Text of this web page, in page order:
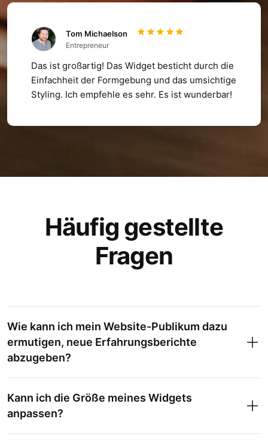
Tom Michaelson
Entrepreneur
Das ist großartig! Das Widget besticht durch die
Einfachheit der Formgebung und das umsichtige
Styling. Ich empfehle es sehr. Es ist wunderbar!
Häufig gestellte
Fragen
Wie kann ich mein Website-Publikum dazu
ermutigen, neue Erfahrungsberichte
abzugeben?
Kann ich die Größe meines Widgets
anpassen?